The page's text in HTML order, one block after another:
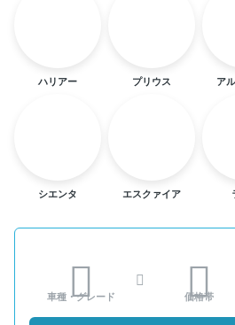
ハリアー プリウス ア
シエンタ エスクァイア
車種・グレード 価格帯